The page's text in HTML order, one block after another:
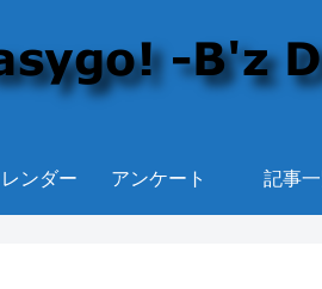
レンダー アンケート 記事